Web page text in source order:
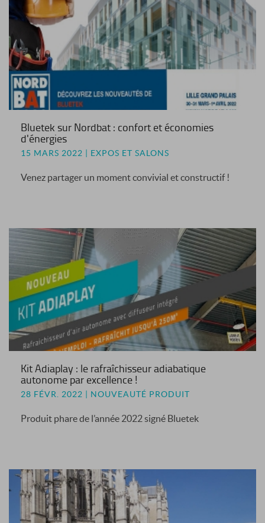
Bluetek sur Nordbat : confort et économies
d'énergies
15 MARS 2022 | EXPOS ET SALONS
Venez partager un moment convivial et constructif !
Kit Adiaplay : le rafraîchisseur adiabatique
autonome par excellence !
28 FÉVR. 2022 | NOUVEAUTÉ PRODUIT
Produit phare de l’année 2022 signé Bluetek